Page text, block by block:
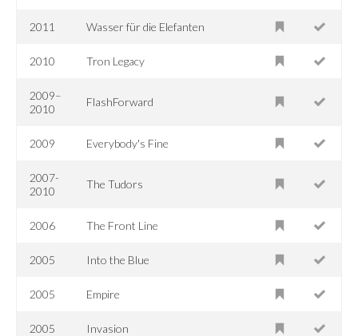
2011 Wasser für die Elefanten
2010 Tron Legacy
2009–
2010
FlashForward
2009 Everybody's Fine
2007-
2010
The Tudors
2006 The Front Line
2005 Into the Blue
2005 Empire
2005 Invasion